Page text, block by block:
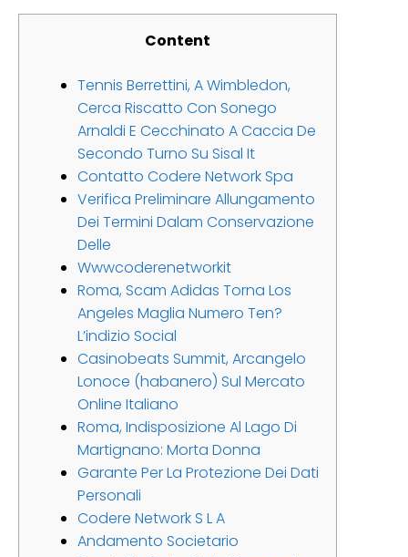
Content
Tennis Berrettini, A Wimbledon,
Cerca Riscatto Con Sonego
Arnaldi E Cecchinato A Caccia De
Secondo Turno Su Sisal It
Contatto Codere Network Spa
Verifica Preliminare Allungamento
Dei Termini Dalam Conservazione
Delle
Wwwcoderenetworkit
Roma, Scam Adidas Torna Los
Angeles Maglia Numero Ten?
L’indizio Social
Casinobeats Summit, Arcangelo
Lonoce (habanero) Sul Mercato
Online Italiano
Roma, Indisposizione Al Lago Di
Martignano: Morta Donna
Garante Per La Protezione Dei Dati
Personali
Codere Network S L A
Andamento Societario